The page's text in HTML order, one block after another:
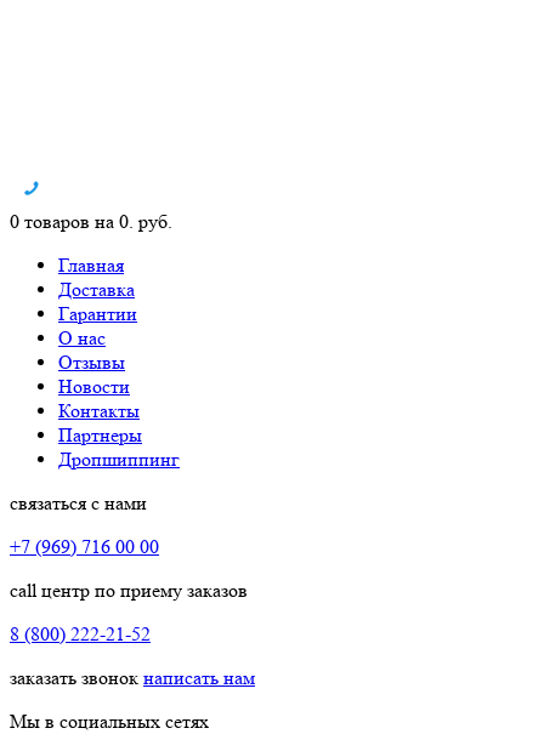
0 товаров на 0. руб.
Главная
Доставка
Гарантии
О нас
Отзывы
Новости
Контакты
Партнеры
Дропшиппинг
связаться с нами
+7 (969) 716 00 00
call центр по приему заказов
8 (800) 222-21-52
заказать звонок написать нам
Мы в социальных сетях